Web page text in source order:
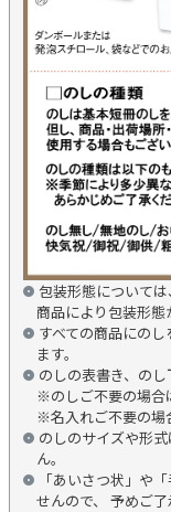
包装形態について
商品により包装形態
すべての商品にの
ます。
のしの表書き、のし
※のしご不要の場合
※名入れご不要の場
のしのサイズや形
ん。
「あいさつ状」や
せんので、 予めご了